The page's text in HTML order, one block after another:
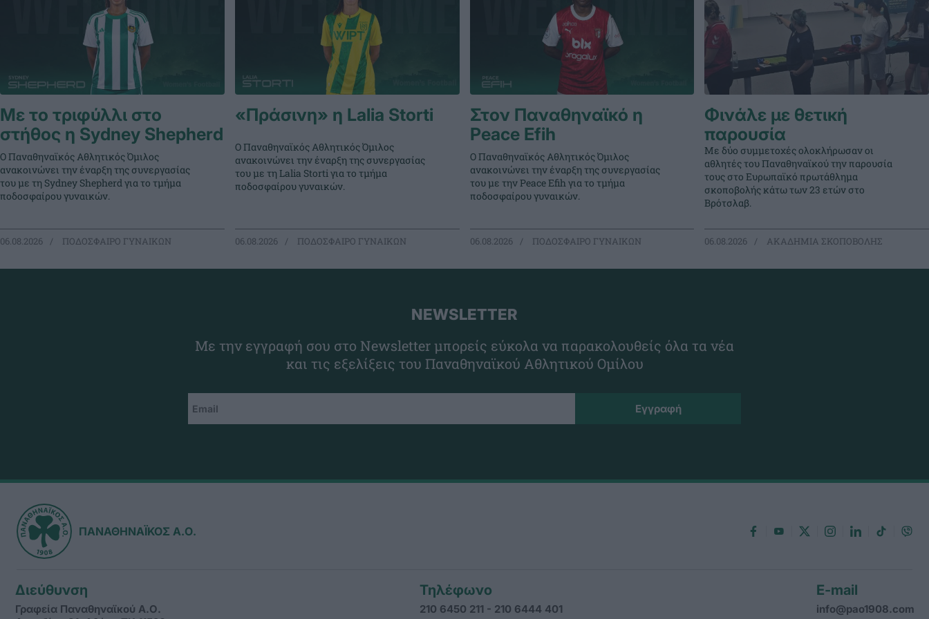
Με το τριφύλλι στο
στήθος η Sydney Shepherd
Ο Παναθηναϊκός Αθλητικός Όμιλος
ανακοινώνει την έναρξη της συνεργασίας
του με τη Sydney Shepherd για το τμήμα
ποδοσφαίρου γυναικών.
06.08.2026 ΠΟΔΟΣΦΑΙΡΟ ΓΥΝΑΙΚΩΝ
«Πράσινη» η Lalia Storti
Ο Παναθηναϊκός Αθλητικός Όμιλος
ανακοινώνει την έναρξη της συνεργασίας
του με τη Lalia Storti για το τμήμα
ποδοσφαίρου γυναικών.
06.08.2026 ΠΟΔΟΣΦΑΙΡΟ ΓΥΝΑΙΚΩΝ
Στον Παναθηναϊκό η
Peace Efih
Ο Παναθηναϊκός Αθλητικός Όμιλος
ανακοινώνει την έναρξη της συνεργασίας
του με την Peace Efih για το τμήμα
ποδοσφαίρου γυναικών.
06.08.2026 ΠΟΔΟΣΦΑΙΡΟ ΓΥΝΑΙΚΩΝ
Φινάλε με θετική
παρουσία
Με δύο συμμετοχές ολοκλήρωσαν οι
αθλητές του Παναθηναϊκού την παρουσία
τους στο Ευρωπαϊκό πρωτάθλημα
σκοποβολής κάτω των 23 ετών στο
Βρότσλαβ.
06.08.2026 ΑΚΑΔΗΜΙΑ ΣΚΟΠΟΒΟΛΗΣ
NEWSLETTER
Με την εγγραφή σου στο Newsletter μπορείς εύκολα να παρακολουθείς όλα τα νέα
και τις εξελίξεις του Παναθηναϊκού Αθλητικού Ομίλου
ΠΑΝΑΘΗΝΑΪΚΟΣ Α.Ο.
Διεύθυνση
Γραφεία Παναθηναϊκού Α.Ο.
Τηλέφωνο
210 6450 211 - 210 6444 401
E-mail
info@pao1908.com